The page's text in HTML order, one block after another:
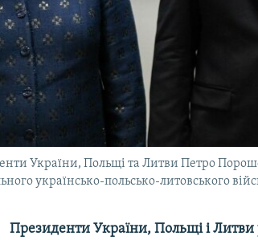
України, Польщі та Литви Петро
українсько-польсько-литовського
Президенти України, Польщі і Литви